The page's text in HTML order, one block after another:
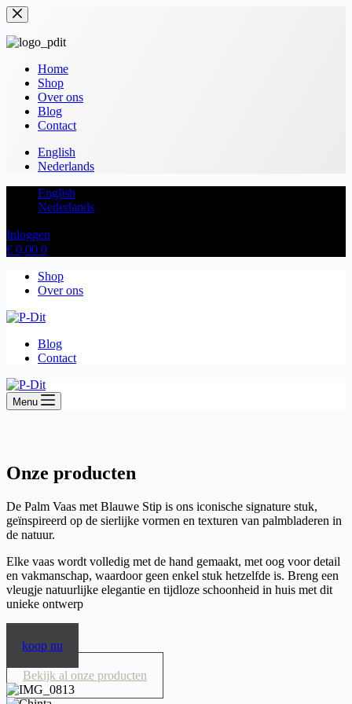
Ga
naar
de
Home
Shop
Over ons
Blog
Contact
English
Nederlands
English
Nederlands
Inloggen
Winkelwagen
€ 0,00 0
Shop
Over ons
Blog
Contact
Menu
Onze producten
De Palm Vaas met Blauwe Stip is ons iconische signature stuk,
geïnspireerd op de sierlijke vormen en texturen van palmbladeren in
de natuur.
Elke vaas wordt volledig met de hand gemaakt, met oog voor detail
en vakmanschap, waardoor geen enkel stuk hetzelfde is. Breng een
vleugje natuurlijke elegantie en tijdloze schoonheid in huis met dit
unieke ontwerp
koop nu
Bekijk al onze producten